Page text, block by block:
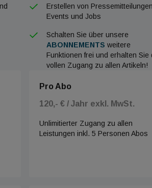
Erstellen von
Events und Jobs
Schalten Sie über unsere
ABONNEMENTS weitere
Funktionen frei und erhalten Sie
vollen Zugang zu allen Artikeln!
Pro Abo
120,- € / Jahr exkl. MwSt.
Unlimitierter Zugang zu allen
Leistungen inkl. 5 Personen Abos